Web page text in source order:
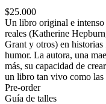
$25.000
Un libro original e intenso
reales (Katherine
Grant y otros) en
humor. La autora, una
más, su capacidad de
un libro tan vivo como las
Pre-order
Guía de talles